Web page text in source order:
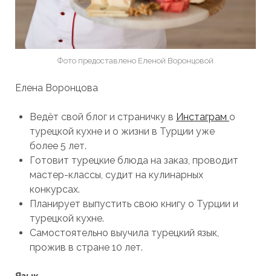
Фото предоставлено Еленой Воронцовой
Елена Воронцова
Ведёт свой блог и страничку в Инстаграм о
турецкой кухне и о жизни в Турции уже
более 5 лет.
Готовит турецкие блюда на заказ, проводит
мастер-классы, судит на кулинарных
конкурсах.
Планирует выпустить свою книгу о Турции и
турецкой кухне.
Самостоятельно выучила турецкий язык,
прожив в стране 10 лет.